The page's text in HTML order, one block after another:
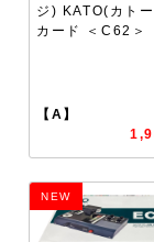
ジ) KATO(カト
カード ＜C62＞
【A】
NEW